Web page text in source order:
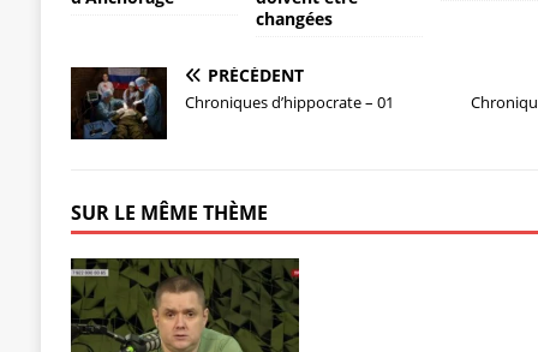
changées
PRÉCÉDENT
Chroniques d’hippocrate – 01
SUR LE MÊME THÈME